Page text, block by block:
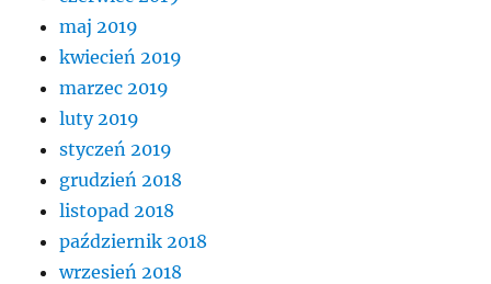
maj 2019
kwiecień 2019
marzec 2019
luty 2019
styczeń 2019
grudzień 2018
listopad 2018
październik 2018
wrzesień 2018